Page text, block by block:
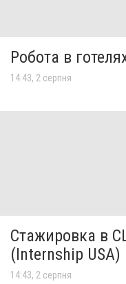
Робота в
14:43, 2 серпня
Стажировка в
(Internship USA)
14:43, 2 серпня